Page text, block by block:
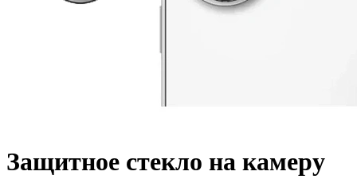
Защитное стекло на камеру